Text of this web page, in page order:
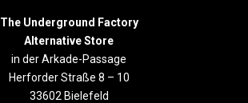
The Underground Factory
Alternative Store
in der Arkade-Passage
Herforder Straße 8 – 10
33602 Bielefeld